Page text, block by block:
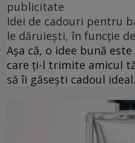
publicitate
Idei de cadouri pentru
le dăruiești, în funcție
Așa că, o idee bună
care ți-l trimite amicul
să îi găsești cadoul ideal.